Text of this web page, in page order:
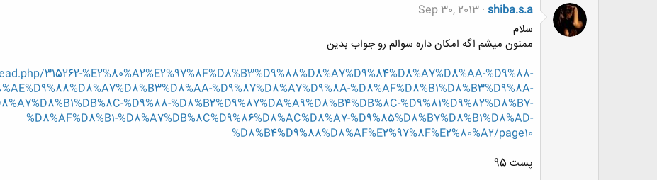
shiba.s.a
Sep 30, 2013
سلام
ممنون میشم اگه امکان داره سوالم رو جواب بدین
315262-%E2%80%A2%E2%97%8F%D8%B3%D9%88%D8%A7%D9%84%D8%A7%D8%AA-%D9%88-
%D9%87%D8%A7%D9%8A-%D8%AF%D8%B1%D8%B3%D9%8A-
%D9%88-%D8%B2%D9%87%DA%A9%D8%B4%DB%8C-%D9%81%D9%82%D8%B7-
%D8%AF%D8%B1-%D8%A7%DB%8C%D9%86%D8%AC%D8%A7-%D9%85%D8%B7%D8%B1%D8%AD-
%D8%B4%D9%88%D8%AF%E2%97%8F%E2%80%A2/page10
پست 95